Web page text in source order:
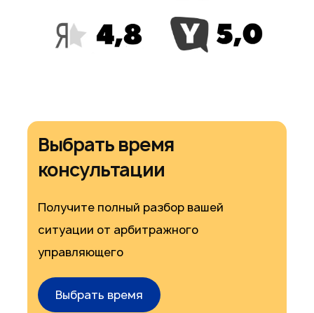
Выбрать время
консультации
Получите полный разбор вашей
ситуации от арбитражного
управляющего
Выбрать время